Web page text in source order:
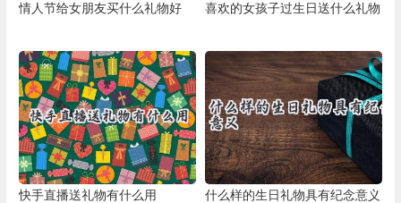
情人节给女朋友买什么礼物好 喜欢的女孩子过生日送什么礼物
快手直播送礼物有什么用 什么样的生日礼物具有纪念意义